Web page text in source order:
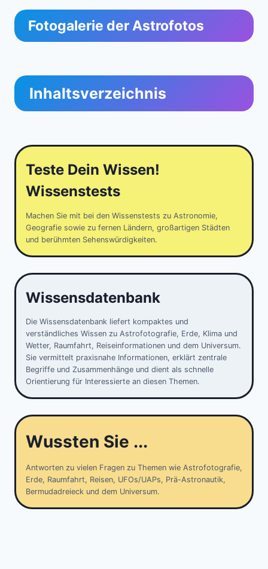
Fotogalerie der Astrofotos
Inhaltsverzeichnis
Teste Dein Wissen!
Wissenstests
Machen Sie mit bei den Wissenstests zu Astronomie,
Geografie sowie zu fernen Ländern, großartigen Städten
und berühmten Sehenswürdigkeiten.
Wissensdatenbank
Die Wissensdatenbank liefert kompaktes und
verständliches Wissen zu Astrofotografie, Erde, Klima und
Wetter, Raumfahrt, Reiseinformationen und dem Universum.
Sie vermittelt praxisnahe Informationen, erklärt zentrale
Begriffe und Zusammenhänge und dient als schnelle
Orientierung für Interessierte an diesen Themen.
Wussten Sie ...
Antworten zu vielen Fragen zu Themen wie Astrofotografie,
Erde, Raumfahrt, Reisen, UFOs/UAPs, Prä-Astronautik,
Bermudadreieck und dem Universum.